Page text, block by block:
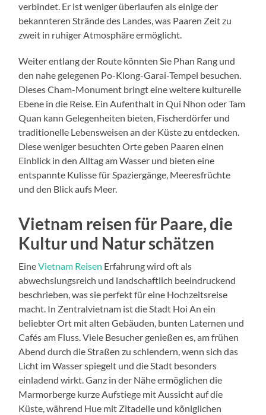
verbindet. Er ist weniger überlaufen als einige der
bekannteren Strände des Landes, was Paaren Zeit zu
zweit in ruhiger Atmosphäre ermöglicht.
Weiter entlang der Route könnten Sie Phan Rang und
den nahe gelegenen Po-Klong-Garai-Tempel besuchen.
Dieses Cham-Monument bringt eine weitere kulturelle
Ebene in die Reise. Ein Aufenthalt in Qui Nhon oder Tam
Quan kann Gelegenheiten bieten, Fischerdörfer und
traditionelle Lebensweisen an der Küste zu entdecken.
Diese weniger besuchten Orte geben Paaren einen
Einblick in den Alltag am Wasser und bieten eine
entspannte Kulisse für Spaziergänge, Meeresfrüchte
und den Blick aufs Meer.
Vietnam reisen für Paare, die
Kultur und Natur schätzen
EineVietnam Reisen Erfahrung wird oft als
abwechslungsreich und landschaftlich beeindruckend
beschrieben, was sie perfekt für eine Hochzeitsreise
macht. In Zentralvietnam ist die Stadt Hoi An ein
beliebter Ort mit alten Gebäuden, bunten Laternen und
Cafés am Fluss. Viele Besucher genießen es, am frühen
Abend durch die Straßen zu schlendern, wenn sich das
Licht im Wasser spiegelt und die Stadt besonders
einladend wirkt. Ganz in der Nähe ermöglichen die
Marmorberge kurze Aufstiege mit Aussicht auf die
Küste, während Hue mit Zitadelle und königlichen